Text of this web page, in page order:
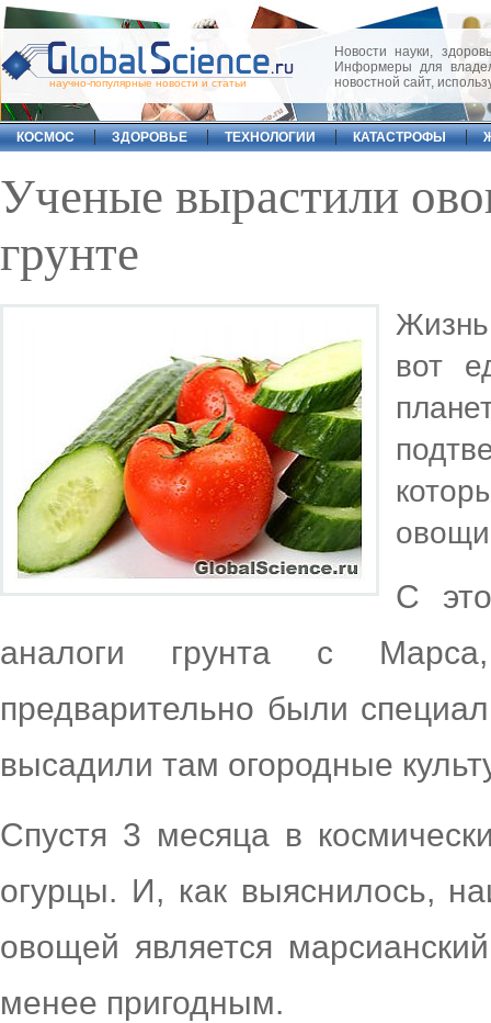
научно-популярные новости и статьи
Новости науки,
Информеры для
новостной сайт,
КОСМОС ЗДОРОВЬЕ ТЕХНОЛОГИИ КАТАСТРОФЫ
Ученые вырастили
грунте
вот
овощи
С
аналоги грунта с
предварительно были
высадили там огородные
Спустя 3 месяца в
огурцы. И, как выяснилось,
овощей является
менее пригодным.